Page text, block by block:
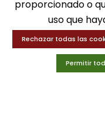
Deportes
Educación física
Entrenamiento y
proporcionado o
uso que
Rechazar todas las
Permitir